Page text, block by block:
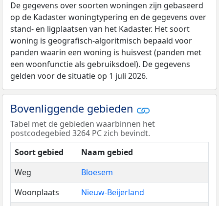
De gegevens over soorten woningen zijn gebaseerd
op de Kadaster woningtypering en de gegevens over
stand- en ligplaatsen van het Kadaster. Het soort
woning is geografisch-algoritmisch bepaald voor
panden waarin een woning is huisvest (panden met
een woonfunctie als gebruiksdoel). De gegevens
gelden voor de situatie op 1 juli 2026.
Bovenliggende gebieden
Tabel met de gebieden waarbinnen het
postcodegebied 3264 PC zich bevindt.
Soort gebied
Naam gebied
Weg
Bloesem
Woonplaats
Nieuw-Beijerland